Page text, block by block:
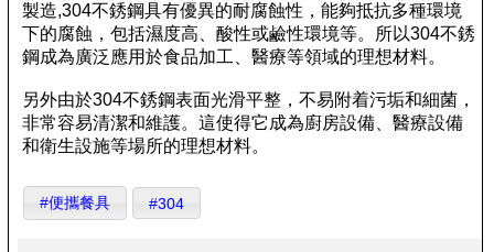
製造,304不銹鋼具有優異的耐腐蝕性，能夠抵抗多種環境
下的腐蝕，包括濕度高、酸性或鹼性環境等。所以304不銹
鋼成為廣泛應用於食品加工、醫療等領域的理想材料。
另外由於304不銹鋼表面光滑平整，不易附着污垢和細菌，
非常容易清潔和維護。這使得它成為廚房設備、醫療設備
和衛生設施等場所的理想材料。
#便攜餐具 #304